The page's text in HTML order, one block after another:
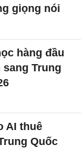
giọng nói
hàng đầu
Trung
AI thuê
Quốc